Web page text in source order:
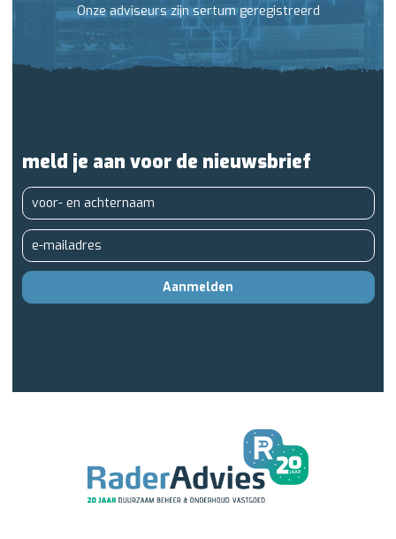
Onze adviseurs zijn sertum geregistreerd
meld je aan voor de nieuwsbrief
Aanmelden